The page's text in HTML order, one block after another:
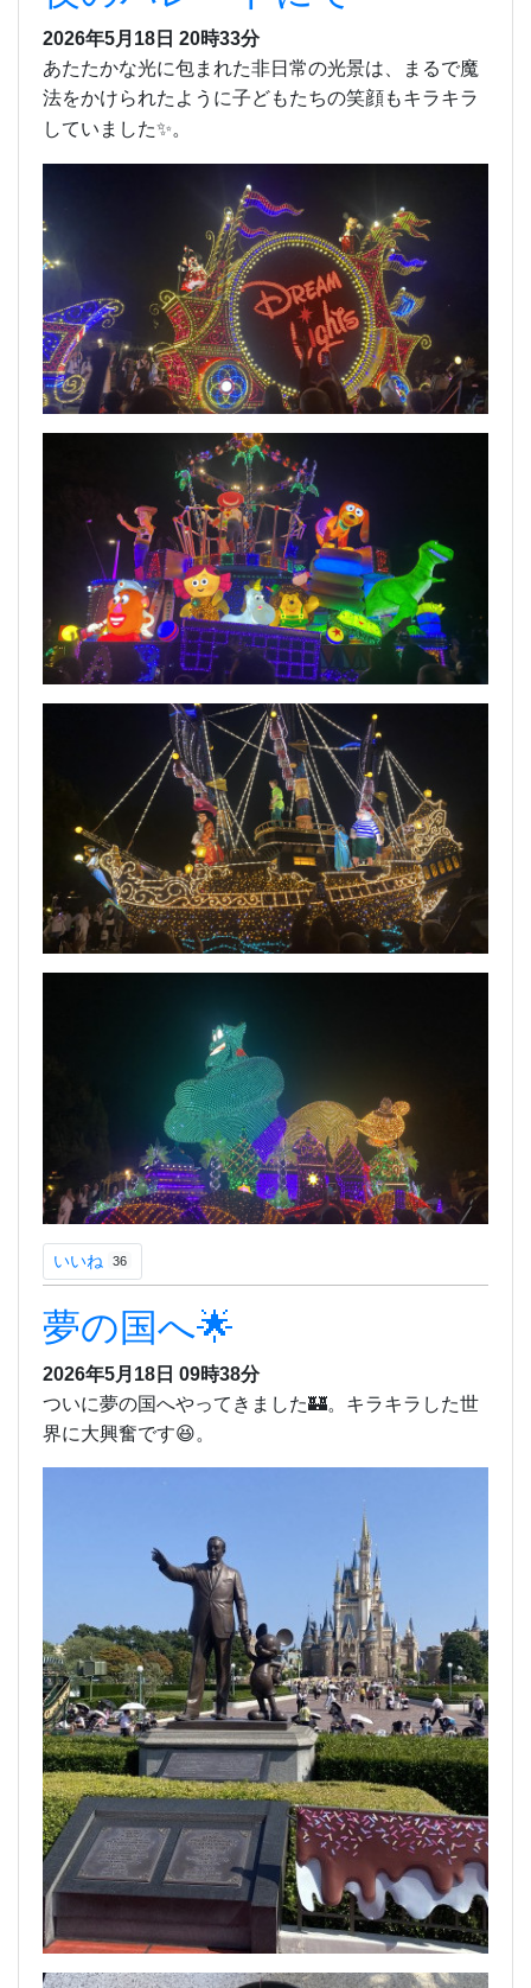
2026年5月18日 20時33分
あたたかな光に包まれた非日常の光景は、まるで魔
法をかけられたように子どもたちの笑顔もキラキラ
していました✨。
いいね 36
夢の国へ🌟
2026年5月18日 09時38分
ついに夢の国へやってきました🏰。キラキラした世
界に大興奮です😆。